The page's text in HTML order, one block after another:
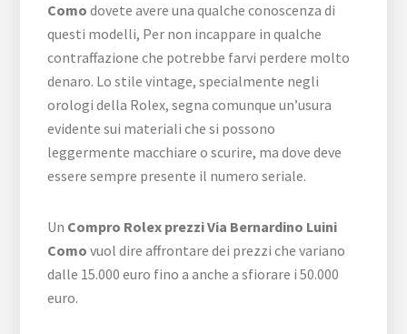
Como dovete avere una qualche conoscenza di
questi modelli, Per non incappare in qualche
contraffazione che potrebbe farvi perdere molto
denaro. Lo stile vintage, specialmente negli
orologi della Rolex, segna comunque un’usura
evidente sui materiali che si possono
leggermente macchiare o scurire, ma dove deve
essere sempre presente il numero seriale.
Un Compro Rolex prezzi Via Bernardino Luini
Como vuol dire affrontare dei prezzi che variano
dalle 15.000 euro fino a anche a sfiorare i 50.000
euro.